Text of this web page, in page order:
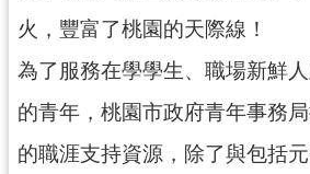
政
信
箱
園
火，豐富了桃園的天際線！
為了服務在學學生、職場新鮮
的青年，桃園市政府青年事務
的職涯支持資源，除了與包括